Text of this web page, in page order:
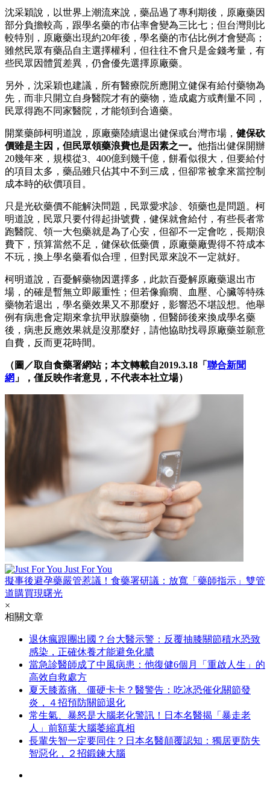
沈采穎說，以世界上潮流來說，藥品過了專利期後，原廠藥因
部分負擔較高，跟學名藥的市佔率會變為三比七；但台灣則比
較特別，原廠藥出現約20年後，學名藥的市佔比例才會變高；
雖然民眾有藥品自主選擇權利，但往往不會只是金錢考量，有
些民眾因體質差異，仍會優先選擇原廠藥。
另外，沈采穎也建議，所有醫療院所應開立健保有給付藥物為
先，而非只開立自身醫院才有的藥物，造成處方或劑量不同，
民眾得跑不同家醫院，才能領到合適藥。
開業藥師柯明道說，原廠藥陸續退出健保或台灣市場， 健保砍
價雖是主因，但民眾領藥浪費也是因素之一。 他指出健保開辦
20幾年來，規模從3、400億到幾千億，餅看似很大，但要給付
的項目太多，藥品雖只佔其中不到三成，但卻常被拿來當控制
成本時的砍價項目。
只是光砍藥價不能解決問題，民眾愛求診、領藥也是問題。柯
明道說，民眾只要付得起掛號費，健保就會給付，有些長者常
跑醫院、領一大包藥就是為了心安，但卻不一定會吃，長期浪
費下，預算當然不足，健保砍低藥價，原廠藥廠覺得不符成本
不玩，換上學名藥看似合理，但對民眾來說不一定就好。
柯明道說，百憂解藥物因選擇多，此款百憂解原廠藥退出市
場，的確是暫無立即嚴重性；但若像癲癇、血壓、心臟等特殊
藥物若退出，學名藥效果又不那麼好，影響恐不堪設想。他舉
例有病患會定期來拿抗甲狀腺藥物，但醫師後來換成學名藥
後，病患反應效果就是沒那麼好，請他協助找尋原廠藥並願意
自費，反而更花時間。
（圖／取自食藥署網站；本文轉載自2019.3.18「 聯合新聞
網 」，僅反映作者意見，不代表本社立場）
Just For You
擬事後避孕藥嚴管惹議！食藥署研議：放寬「藥師指示」雙管
道購買現曙光
×
相關文章
退休瘋跟團出國？台大醫示警：反覆抽膝關節積水恐致
感染，正確休養才能避免化膿
當急診醫師成了中風病患：他復健6個月「重啟人生」的
高效自救處方
夏天膝蓋痛、僵硬卡卡？醫警告：吃冰恐催化關節發
炎，４招預防關節退化
常生氣、暴怒是大腦老化警訊！日本名醫揭「暴走老
人」前額葉大腦萎縮真相
長輩失智一定要同住？日本名醫顛覆認知：獨居更防失
智惡化，２招鍛鍊大腦